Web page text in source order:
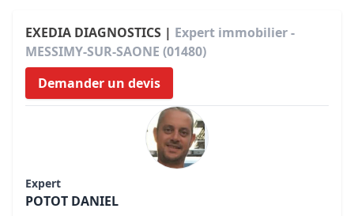
EXEDIA DIAGNOSTICS | Expert immobilier -
MESSIMY-SUR-SAONE (01480)
Demander un devis
Expert
POTOT DANIEL